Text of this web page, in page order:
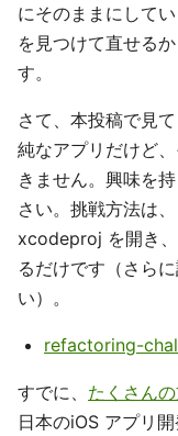
にそのままにして
を見つけて直せる
す。
さて、本投稿で見
純なアプリだけど
きません。興味を
さい。挑戦方法は
xcodeproj を開き
るだけです（さら
い）。
refactoring-
すでに、 たくさん
日本のiOS アプリ